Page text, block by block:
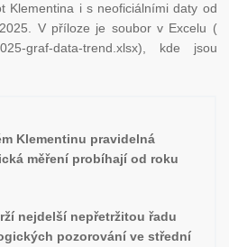
Klementina i s neoficiálními daty od
V příloze je soubor v Excelu (
graf-data-trend.xlsx), kde jsou
Klementinu pravidelná
měření probíhají od roku
nejdelší nepřetržitou řadu
pozorování ve střední